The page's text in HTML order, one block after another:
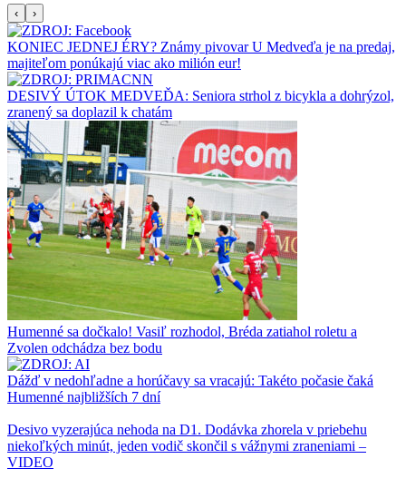
‹ ›
KONIEC JEDNEJ ÉRY? Známy pivovar U Medveďa je na predaj,
majiteľom ponúkajú viac ako milión eur!
DESIVÝ ÚTOK MEDVEĎA: Seniora strhol z bicykla a dohrýzol,
zranený sa doplazil k chatám
Humenné sa dočkalo! Vasiľ rozhodol, Bréda zatiahol roletu a
Zvolen odchádza bez bodu
Dážď v nedohľadne a horúčavy sa vracajú: Takéto počasie čaká
Humenné najbližších 7 dní
Desivo vyzerajúca nehoda na D1. Dodávka zhorela v priebehu
niekoľkých minút, jeden vodič skončil s vážnymi zraneniami –
VIDEO